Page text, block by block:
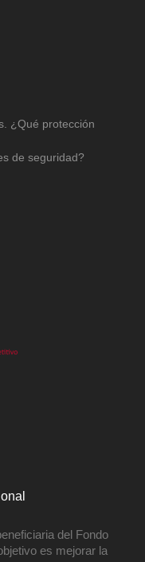
¿Qué protección
de seguridad?
del Fondo
es mejorar la